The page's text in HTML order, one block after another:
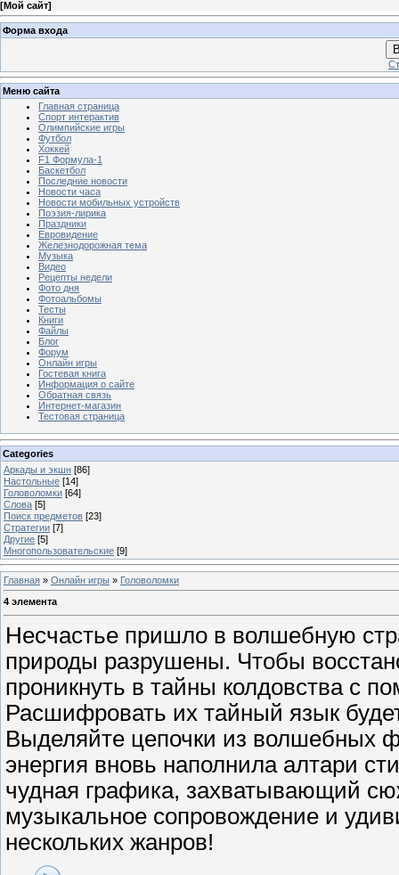
[Мой сайт]
Форма входа
Меню сайта
Главная страница
Спорт интерактив
Олимпийские игры
Футбол
Хоккей
F1 Формула-1
Баскетбол
Последние новости
Новости часа
Новости мобильных устройств
Поэзия-лирика
Праздники
Евровидение
Железнодорожная тема
Музыка
Видео
Рецепты недели
Фото дня
Фотоальбомы
Тесты
Книги
Файлы
Блог
Форум
Онлайн игры
Гостевая книга
Информация о сайте
Обратная связь
Интернет-магазин
Тестовая страница
Categories
Аркады и экшн [86]
Настольные [14]
Головоломки [64]
Слова [5]
Поиск предметов [23]
Стратегии [7]
Другие [5]
Многопользовательские [9]
Главная » Онлайн игры » Головоломки
4 элемента
Несчастье пришло в волшебную
природы разрушены. Чтобы
проникнуть в тайны колдовства с
Расшифровать их тайный язык
Выделяйте цепочки из волшебных
энергия вновь наполнила алтари
чудная графика, захватывающий
музыкальное сопровождение и
нескольких жанров!